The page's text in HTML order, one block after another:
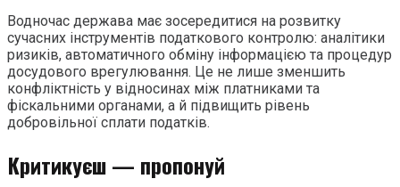
Водночас держава має зосередитися на розвитку
сучасних інструментів податкового контролю: аналітики
ризиків, автоматичного обміну інформацією та процедур
досудового врегулювання. Це не лише зменшить
конфліктність у відносинах між платниками та
фіскальними органами, а й підвищить рівень
добровільної сплати податків.
Критикуєш — пропонуй